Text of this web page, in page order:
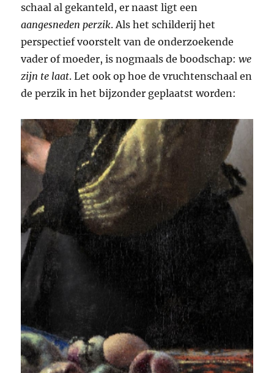
schaal al gekanteld, er naast ligt een
aangesneden perzik. Als het schilderij het
perspectief voorstelt van de onderzoekende
vader of moeder, is nogmaals de boodschap:we
zijn te laat. Let ook op hoe de vruchtenschaal en
de perzik in het bijzonder geplaatst worden: